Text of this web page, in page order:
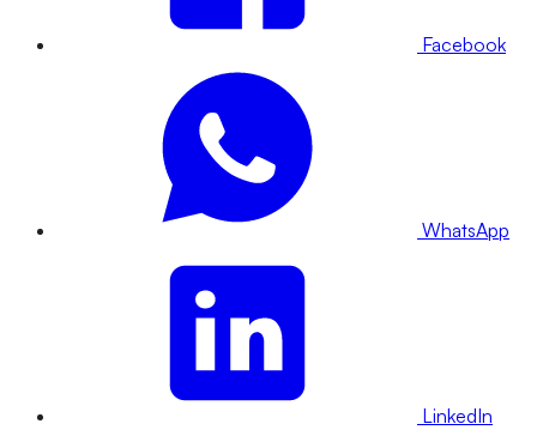
Facebook
WhatsApp
LinkedIn